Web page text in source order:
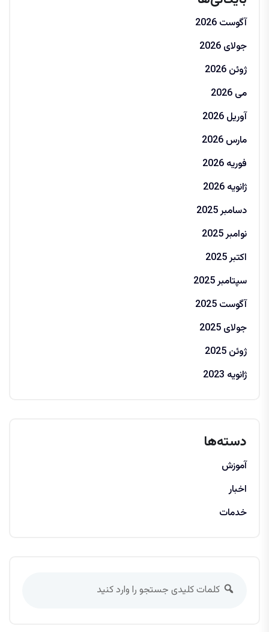
آگوست 2026
جولای 2026
ژوئن 2026
می 2026
آوریل 2026
مارس 2026
فوریه 2026
ژانویه 2026
دسامبر 2025
نوامبر 2025
اکتبر 2025
سپتامبر 2025
آگوست 2025
جولای 2025
ژوئن 2025
ژانویه 2023
دسته‌ها
آموزش
اخبار
خدمات